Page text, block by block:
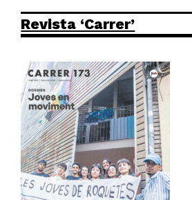
Revista ‘Carrer’